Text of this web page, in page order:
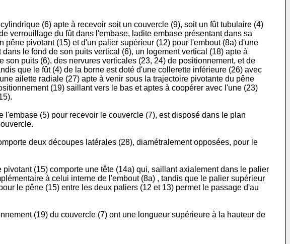
(6) apte à recevoir soit un couvercle (9), soit un fût tubulaire (4)
verrouillage du fût dans l'embase, ladite embase présentant dans sa
pivotant (15) et d'un palier supérieur (12) pour l'embout (8a) d'une
dans le fond de son puits vertical (6), un logement vertical (18) apte à
puits (6), des nervures verticales (23, 24) de positionnement, et de
que le fût (4) de la borne est doté d'une collerette inférieure (26) avec
ailette radiale (27) apte à venir sous la trajectoire pivotante du pêne
(19) saillant vers le bas et aptes à coopérer avec l'une (23)
l'embase (5) pour recevoir le couvercle (7), est disposé dans le plan
deux découpes latérales (28), diamétralement opposées, pour le
pivotant (15) comporte une tête (14a) qui, saillant axialement dans le palier
à celui interne de l'embout (8a) , tandis que le palier supérieur
le pêne (15) entre les deux paliers (12 et 13) permet le passage d'au
(19) du couvercle (7) ont une longueur supérieure à la hauteur de